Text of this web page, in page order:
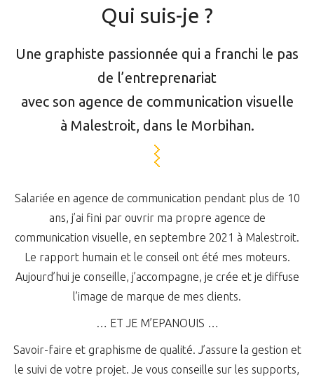
Qui suis-je ?
Une graphiste passionnée qui a franchi le pas
de l’entreprenariat
avec son agence de communication visuelle
à Malestroit, dans le Morbihan.
Salariée en agence de communication pendant plus de 10
ans, j’ai fini par ouvrir ma propre agence de
communication visuelle, en septembre 2021 à Malestroit.
Le rapport humain et le conseil ont été mes moteurs.
Aujourd’hui je conseille, j’accompagne, je crée et je diffuse
l’image de marque de mes clients.
… ET JE M’EPANOUIS …
Savoir-faire et graphisme de qualité. J’assure la gestion et
le suivi de votre projet. Je vous conseille sur les supports,